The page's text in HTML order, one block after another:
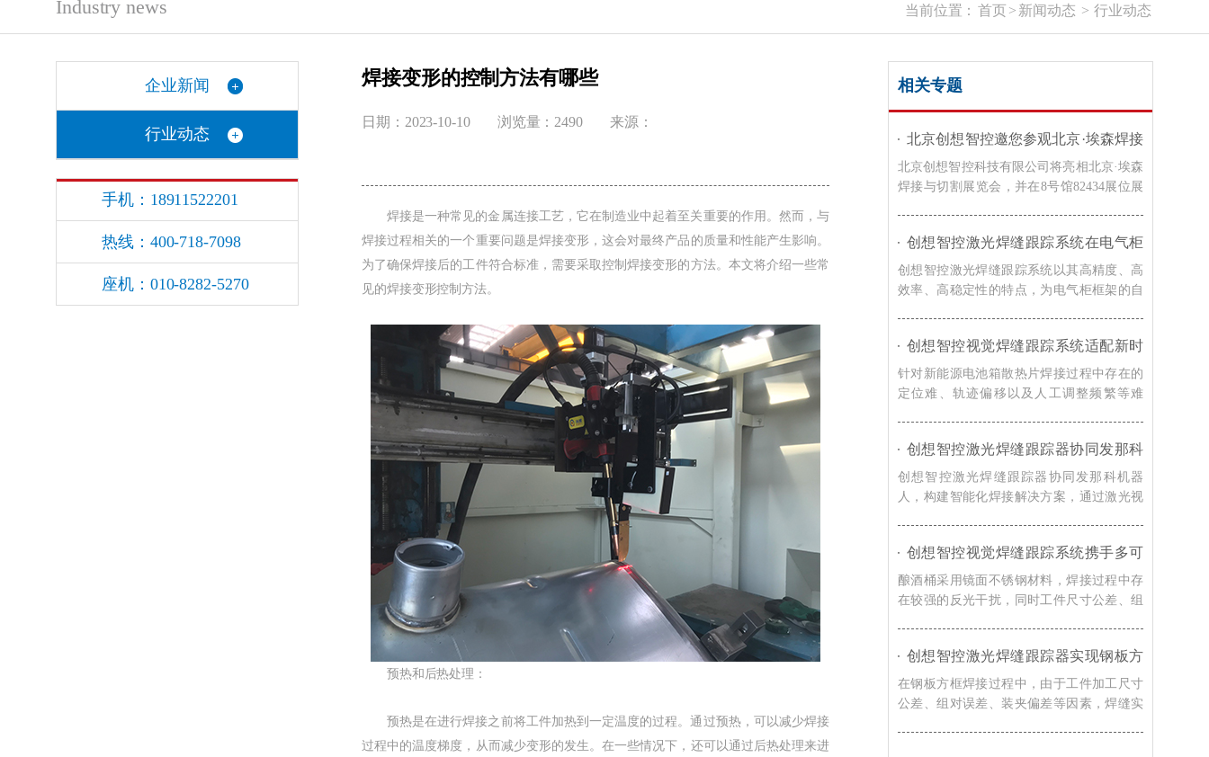
Industry news 当前位置： 首页> 新闻动态 > 行业动态
焊接变形的控制方法有哪些
日期：2023-10-10 浏览量：2490 来源：
焊接是一种常见的金属连接工艺，它在制造业中起着至关重要的作用。然而，与
焊接过程相关的一个重要问题是焊接变形，这会对最终产品的质量和性能产生影响。
为了确保焊接后的工件符合标准，需要采取控制焊接变形的方法。本文将介绍一些常
见的焊接变形控制方法。
预热和后热处理：
预热是在进行焊接之前将工件加热到一定温度的过程。通过预热，可以减少焊接
过程中的温度梯度，从而减少变形的发生。在一些情况下，还可以通过后热处理来进
相关专题
北京创想智控邀您参观北京·埃森焊接
与切割展览会｜8号馆82434展位
北京创想智控科技有限公司将亮相北京·埃森
焊接与切割展览会，并在8号馆82434展位展
户莅临交流，共同探讨焊接自动化与智能制
造的发展趋势。
创想智控激光焊缝跟踪系统在电气柜
框架自动化焊接的应用
创想智控激光焊缝跟踪系统以其高精度、高
效率、高稳定性的特点，为电气柜框架的自
升了企业的竞争力。
创想智控视觉焊缝跟踪系统适配新时
达机器人，实现新能源电池箱散热片
焊接智能化升级
针对新能源电池箱散热片焊接过程中存在的
定位难、轨迹偏移以及人工调整频繁等难
级。
创想智控激光焊缝跟踪器协同发那科
机器人，实现转向架焊接精准自动化
创想智控激光焊缝跟踪器协同发那科机器
人，构建智能化焊接解决方案，通过激光视
接系统对车辆转向架适应能力。
创想智控视觉焊缝跟踪系统携手多可
协作机器人，赋能酿酒桶焊接智能化
升级
酿酒桶采用镜面不锈钢材料，焊接过程中存
在较强的反光干扰，同时工件尺寸公差、组
缝跟踪系统通过实时视觉检测与智能轨迹修
正技术，赋能酿酒桶焊接智能化升级。
创想智控激光焊缝跟踪器实现钢板方
框激光寻位焊接自动化的解决方案
在钢板方框焊接过程中，由于工件加工尺寸
公差、组对误差、装夹偏差等因素，焊缝实
企业新闻
行业动态
手机：18911522201
热线：400-718-7098
座机：010-8282-5270